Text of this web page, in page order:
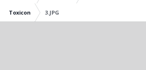
Toxicon 3.JPG